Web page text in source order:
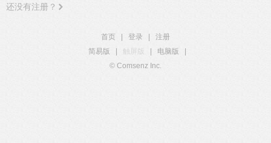
还没有注册？
首页 登录
注册
简易版
触屏版 电脑版
© Comsenz Inc.